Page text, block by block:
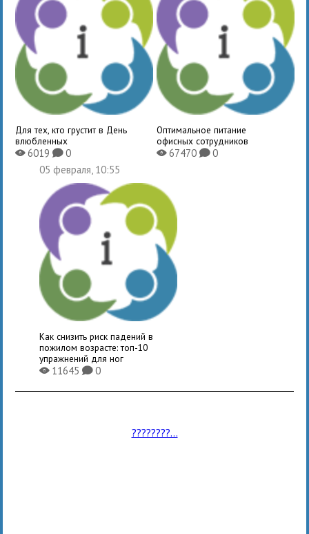
Для тех, кто грустит в День
влюбленных
X6019K0
Оптимальное питание
офисных сотрудников
X67470 K0
05 февраля, 10:55
Как снизить риск падений в
пожилом возрасте: топ-10
упражнений для ног
X11645K0
????????...